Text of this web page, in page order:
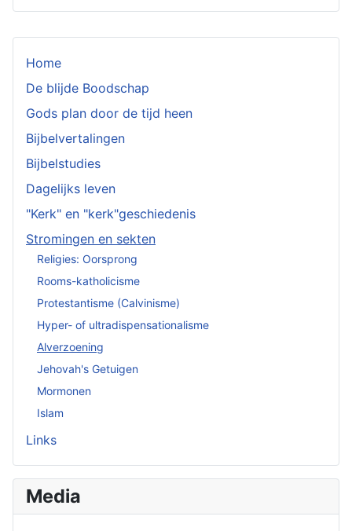
Home
De blijde Boodschap
Gods plan door de tijd heen
Bijbelvertalingen
Bijbelstudies
Dagelijks leven
"Kerk" en "kerk"geschiedenis
Stromingen en sekten
Religies: Oorsprong
Rooms-katholicisme
Protestantisme (Calvinisme)
Hyper- of ultradispensationalisme
Alverzoening
Jehovah's Getuigen
Mormonen
Islam
Links
Media